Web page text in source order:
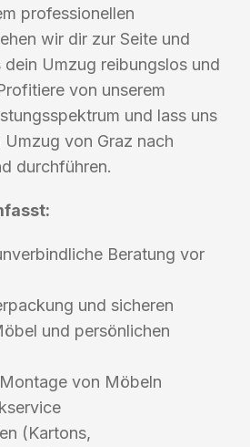
professionellen
wir dir zur Seite und
Umzug reibungslos und
von unserem
und lass uns
Umzug von Graz nach
durchführen.
Beratung vor
und sicheren
und persönlichen
von Möbeln
(Kartons,